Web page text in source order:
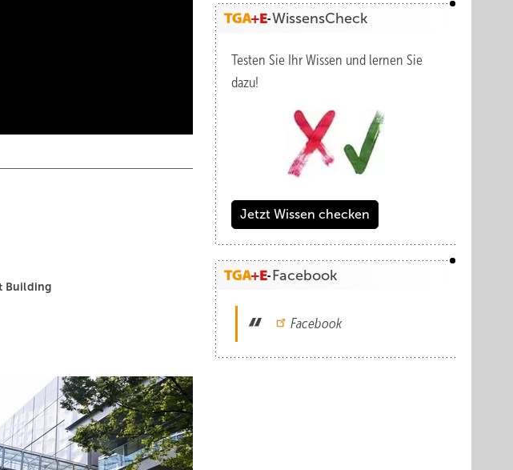
Building
WissensCheck
Testen Sie Ihr Wissen und lernen Sie
dazu!
Jetzt Wissen checken
Facebook
Facebook